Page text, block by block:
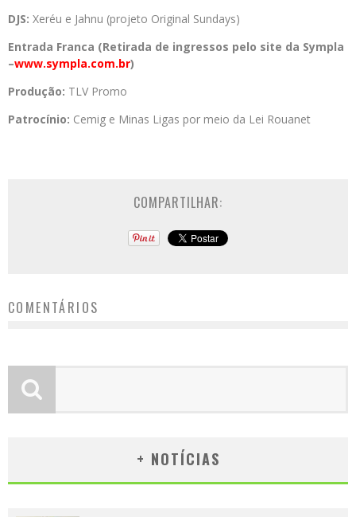
DJS: Xeréu e Jahnu (projeto Original Sundays)
Entrada Franca (Retirada de ingressos pelo site da Sympla
–www.sympla.com.br)
Produção: TLV Promo
Patrocínio: Cemig e Minas Ligas por meio da Lei Rouanet
COMPARTILHAR:
COMENTÁRIOS
+ NOTÍCIAS